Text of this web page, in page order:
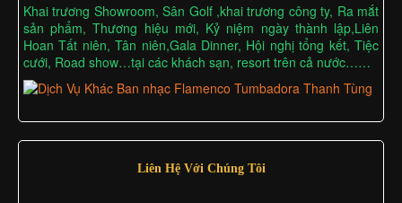
Khai trương Showroom, Sân Golf ,khai trương công ty, Ra mắt
sản phẩm, Thương hiệu mới, Kỷ niệm ngày thành lập,Liên
Hoan Tất niên, Tân niên,Gala Dinner, Hội nghị tổng kết, Tiệc
cưới, Road show…tại các khách sạn, resort trên cả nước……
Liên Hệ Với Chúng Tôi